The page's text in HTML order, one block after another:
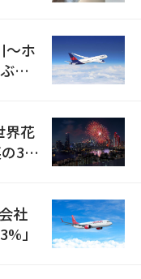
〜ホ
り
界花
3カ
社
」